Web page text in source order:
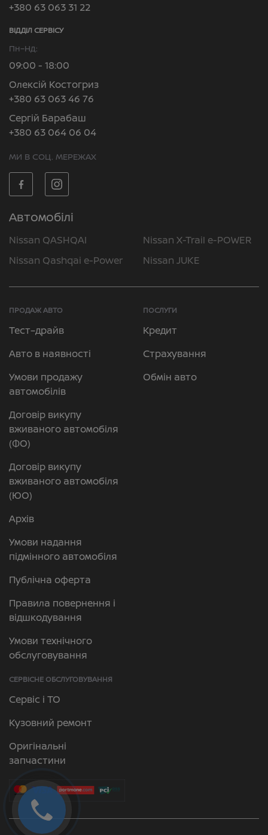
+380 63 063 31 22
ВІДДІЛ CЕРВІСУ
Пн–Нд:
09:00 - 18:00
Олексій Костогриз
+380 63 063 46 76
Сергій Барабаш
+380 63 064 06 04
МИ В СОЦ. МЕРЕЖАХ
Автомобілі
Nissan QASHQAI
Nissan X-Trail e-POWER
Nissan Qashqai e-Power
Nissan JUKE
ПРОДАЖ АВТО
Тест–драйв
Авто в наявності
Умови продажу
автомобілів
Договір викупу
вживаного автомобіля
(ФО)
Договір викупу
вживаного автомобіля
(ЮО)
Архів
Умови надання
підмінного автомобіля
Публічна оферта
Правила повернення і
відшкодування
Умови технічного
обслуговування
ПОСЛУГИ
Кредит
Страхування
Обмін авто
СЕРВІСНЕ ОБСЛУГОВУВАННЯ
Сервіс і ТО
Кузовний ремонт
Оригінальні
запчастини